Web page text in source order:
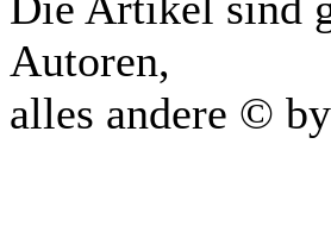
Autoren,
alles andere © by